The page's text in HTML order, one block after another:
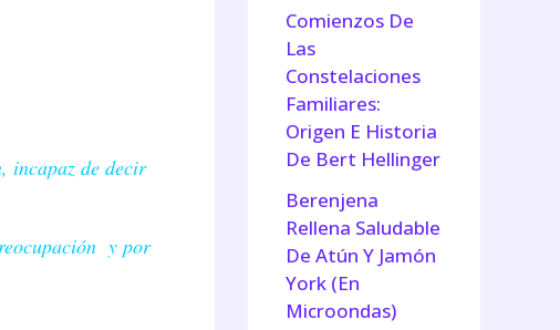
incapaz de decir
y por
Comienzos De
Las
Constelaciones
Familiares:
Origen E Historia
De Bert Hellinger
Berenjena
Rellena Saludable
De Atún Y Jamón
York (En
Microondas)